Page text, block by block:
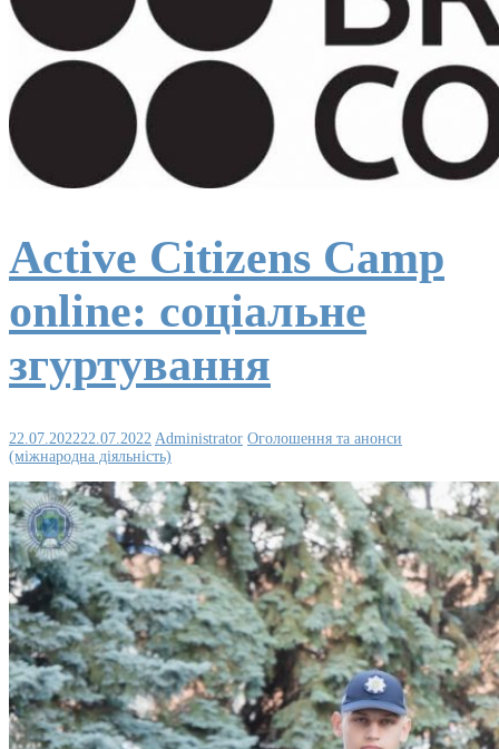
Active Citizens Camp
online: соціальне
згуртування
22.07.202222.07.2022 Administrator Оголошення та анонси
(міжнародна діяльність)